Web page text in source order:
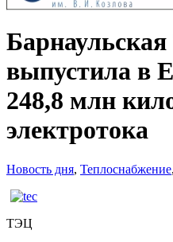
выпустила в
248,8 млн
электротока
Новость дня, Теплоснабжение,
ТЭЦ